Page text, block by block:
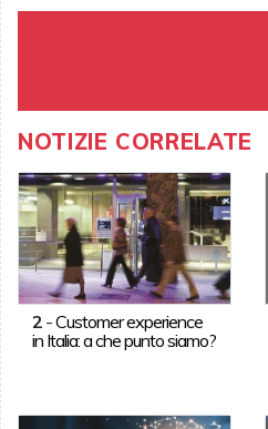
NOTIZIE CORRELATE
2-Customer experience
in Italia: a che punto siamo?